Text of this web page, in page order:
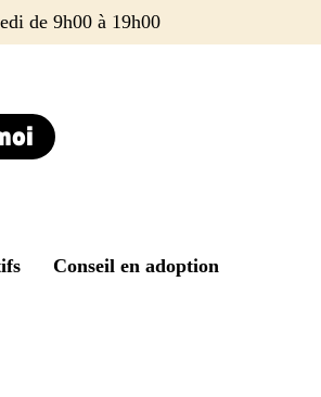
de 9h00 à 19h00
Conseil en adoption